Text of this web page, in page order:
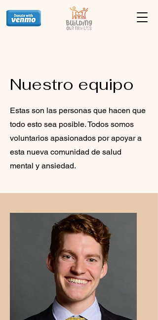
Nuestro equipo
Estas son las personas que hacen que
todo esto sea posible. Todos somos
voluntarios apasionados por apoyar a
esta nueva comunidad de salud
mental y ansiedad.